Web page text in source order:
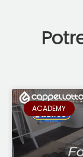
ACADEMY